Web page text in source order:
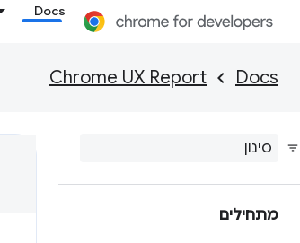
Docs
Docs
Chrome UX Report
מתחילים